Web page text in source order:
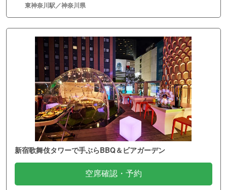
東神奈川駅／神奈川県
新宿歌舞伎タワーで手ぶらBBQ＆ビアガーデン
空席確認・予約